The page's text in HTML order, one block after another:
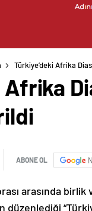
Türkiye’deki Afrika
Afrika
ABONE OL
arasında